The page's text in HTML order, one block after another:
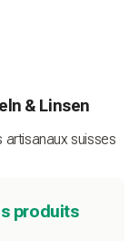
& Linsen
suisses
produits